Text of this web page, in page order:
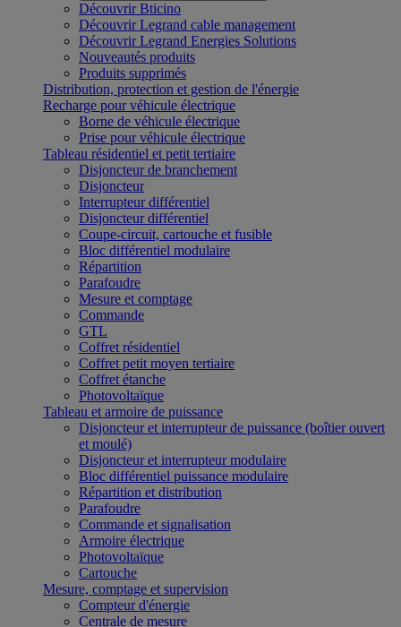
Découvrir Bticino
Découvrir Legrand cable management
Découvrir Legrand Energies Solutions
Nouveautés produits
Produits supprimés
Distribution, protection et gestion de l'énergie
Recharge pour véhicule électrique
Borne de véhicule électrique
Prise pour véhicule électrique
Tableau résidentiel et petit tertiaire
Disjoncteur de branchement
Disjoncteur
Interrupteur différentiel
Disjoncteur différentiel
Coupe-circuit, cartouche et fusible
Bloc différentiel modulaire
Répartition
Parafoudre
Mesure et comptage
Commande
GTL
Coffret résidentiel
Coffret petit moyen tertiaire
Coffret étanche
Photovoltaïque
Tableau et armoire de puissance
Disjoncteur et interrupteur de puissance (boîtier ouvert
et moulé)
Disjoncteur et interrupteur modulaire
Bloc différentiel puissance modulaire
Répartition et distribution
Parafoudre
Commande et signalisation
Armoire électrique
Photovoltaïque
Cartouche
Mesure, comptage et supervision
Compteur d'énergie
Centrale de mesure